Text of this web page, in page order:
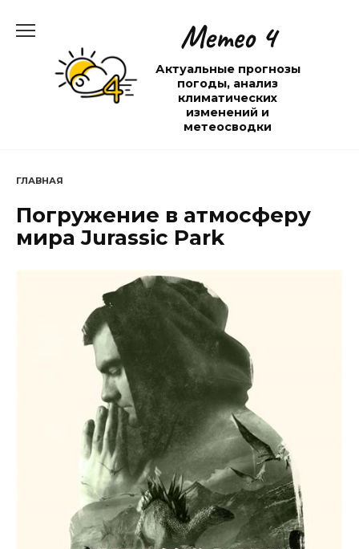
содержанию
Метео 4
Актуальные прогнозы
погоды, анализ
климатических
изменений и
метеосводки
ГЛАВНАЯ
Погружение в атмосферу
мира Jurassic Park